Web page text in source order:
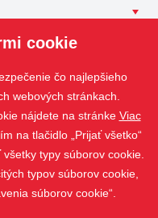
cookie
čo najlepšieho
webových stránkach.
nájdete na stránke Viac
na tlačidlo „Prijať všetko“
typy súborov cookie.
typov súborov cookie,
súborov cookie“.